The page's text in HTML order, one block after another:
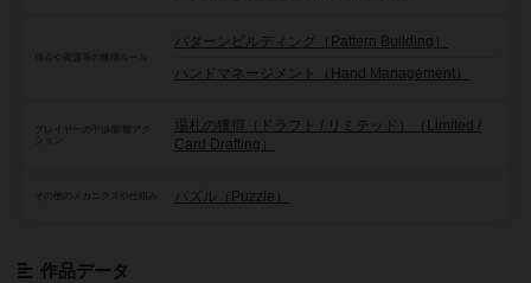
パターンビルディング（Pattern Building）
ハンドマネージメント（Hand Management）
プレイヤーの干渉/影響アク
場札の獲得（ドラフト / リミテッド）（Limited /
Card Drafting）
その他のメカニクスや仕組み パズル（Puzzle）
作品データ